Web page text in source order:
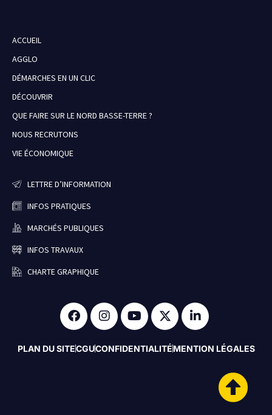
ACCUEIL
AGGLO
DÉMARCHES EN UN CLIC
DÉCOUVRIR
QUE FAIRE SUR LE NORD BASSE-TERRE ?
NOUS RECRUTONS
VIE ÉCONOMIQUE
LETTRE D’INFORMATION
INFOS PRATIQUES
MARCHÉS PUBLIQUES
INFOS TRAVAUX
CHARTE GRAPHIQUE
PLAN DU SITECGUCONFIDENTIALITÉMENTION LÉGALES